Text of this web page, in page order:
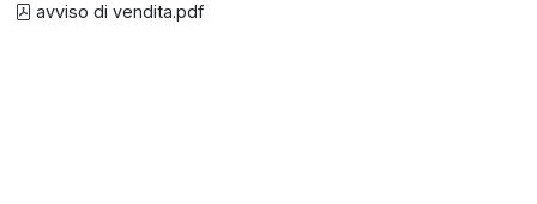
avviso di vendita.pdf